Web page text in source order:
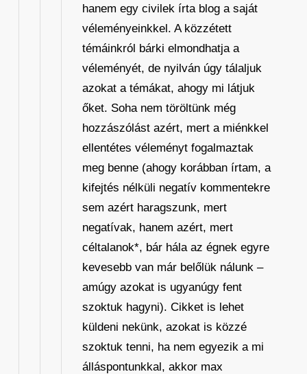
hanem egy civilek írta blog a saját
véleményeinkkel. A közzétett
témáinkról bárki elmondhatja a
véleményét, de nyilván úgy tálaljuk
azokat a témákat, ahogy mi látjuk
őket. Soha nem töröltünk még
hozzászólást azért, mert a miénkkel
ellentétes véleményt fogalmaztak
meg benne (ahogy korábban írtam, a
kifejtés nélküli negatív kommentekre
sem azért haragszunk, mert
negatívak, hanem azért, mert
céltalanok*, bár hála az égnek egyre
kevesebb van már belőlük nálunk –
amúgy azokat is ugyanúgy fent
szoktuk hagyni). Cikket is lehet
küldeni nekünk, azokat is közzé
szoktuk tenni, ha nem egyezik a mi
álláspontunkkal, akkor max